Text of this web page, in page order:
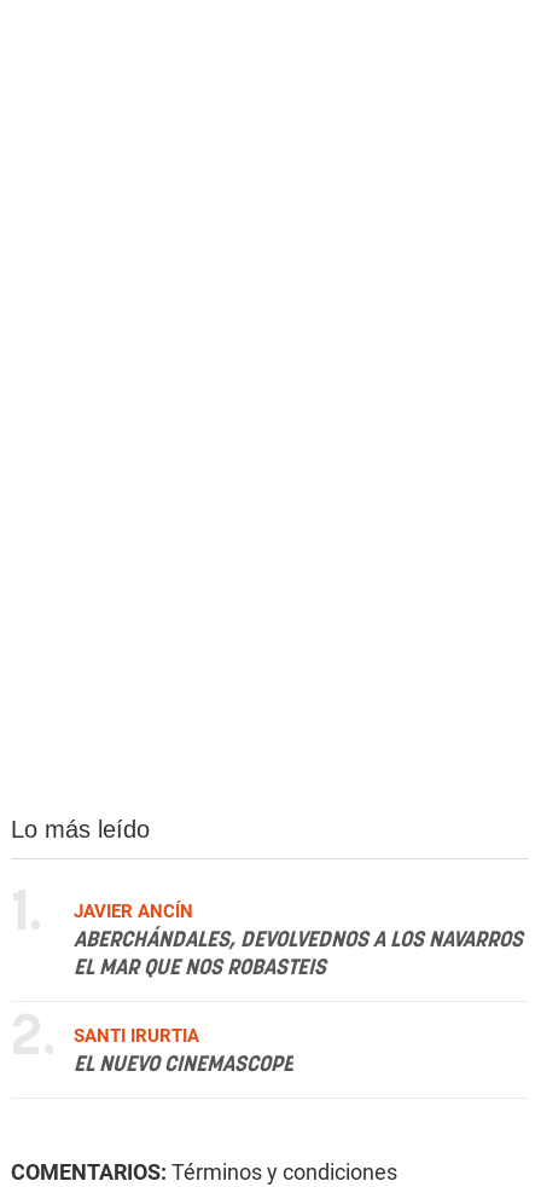
Lo más leído
1.
JAVIER ANCÍN
ABERCHÁNDALES, DEVOLVEDNOS A LOS NAVARROS
EL MAR QUE NOS ROBASTEIS
2.
SANTI IRURTIA
EL NUEVO CINEMASCOPE
COMENTARIOS: Términos y condiciones